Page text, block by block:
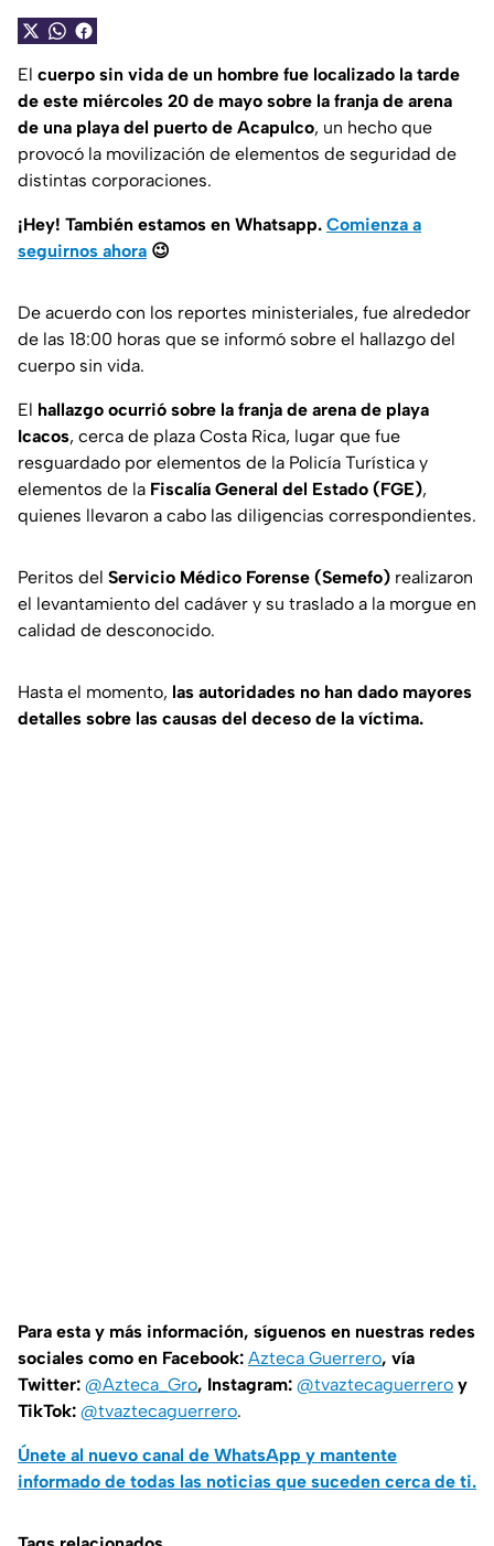
El cuerpo sin vida de un hombre fue localizado la tarde
de este miércoles 20 de mayo sobre la franja de arena
de una playa del puerto de Acapulco, un hecho que
provocó la movilización de elementos de seguridad de
distintas corporaciones.
¡Hey! También estamos en Whatsapp. Comienza a
seguirnos ahora 😉
De acuerdo con los reportes ministeriales, fue alrededor
de las 18:00 horas que se informó sobre el hallazgo del
cuerpo sin vida.
El hallazgo ocurrió sobre la franja de arena de playa
Icacos, cerca de plaza Costa Rica, lugar que fue
resguardado por elementos de la Policía Turística y
elementos de la Fiscalía General del Estado (FGE),
quienes llevaron a cabo las diligencias correspondientes.
Peritos del Servicio Médico Forense (Semefo) realizaron
el levantamiento del cadáver y su traslado a la morgue en
calidad de desconocido.
Hasta el momento, las autoridades no han dado mayores
detalles sobre las causas del deceso de la víctima.
Para esta y más información, síguenos en nuestras redes
sociales como en Facebook: Azteca Guerrero, vía
Twitter: @Azteca_Gro, Instagram: @tvaztecaguerrero y
TikTok: @tvaztecaguerrero.
Únete al nuevo canal de WhatsApp y mantente
informado de todas las noticias que suceden cerca de ti.